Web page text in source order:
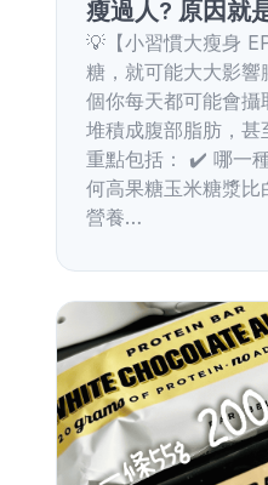
瘦過人? 原因就
💡【小習慣大瘦身
糖，就可能大大影
個你每天都可能會
堆積成腹部脂肪，
重點包括： ✔️ 哪一
何高果糖玉米糖漿
營養…